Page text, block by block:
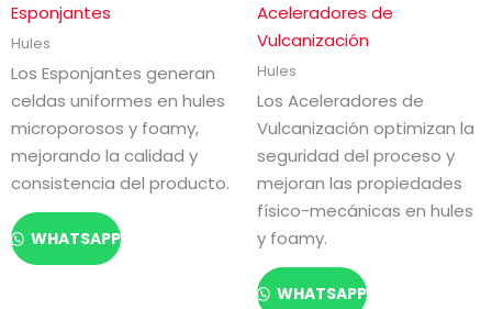
Esponjantes
Hules
Los Esponjantes generan
celdas uniformes en hules
microporosos y foamy,
mejorando la calidad y
consistencia del producto.
WHATSAPP
Aceleradores de
Vulcanización
Hules
Los Aceleradores de
Vulcanización optimizan la
seguridad del proceso y
mejoran las propiedades
físico-mecánicas en hules
y foamy.
WHATSAPP